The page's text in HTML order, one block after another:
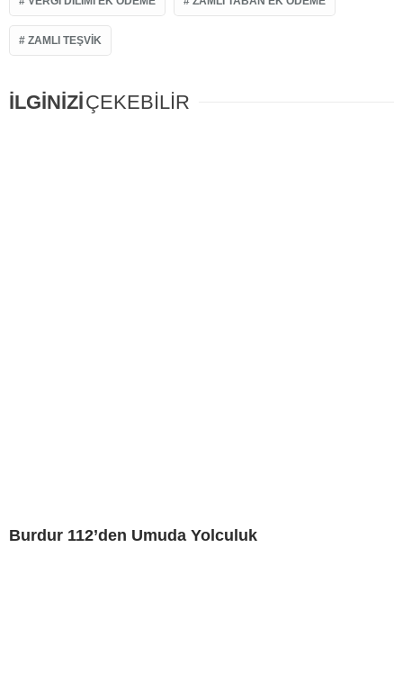
ZAMLI TEŞVIK
İLGİNİZİÇEKEBİLİR
Burdur 112’den Umuda Yolculuk